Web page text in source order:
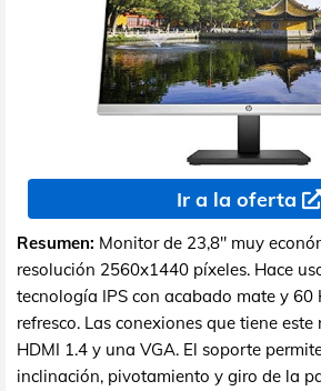
Ir a la oferta
Resumen: Monitor de 23,8" muy
resolución 2560x1440 píxeles. Hace
tecnología IPS con acabado mate y 60
refresco. Las conexiones que tiene
HDMI 1.4 y una VGA. El soporte
inclinación, pivotamiento y giro de la